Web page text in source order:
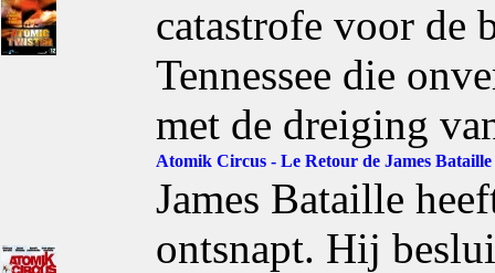
catastrofe voor de
Tennessee die
met de dreiging
Atomik Circus - Le Retour de James Bataille
James Bataille
ontsnapt. Hij